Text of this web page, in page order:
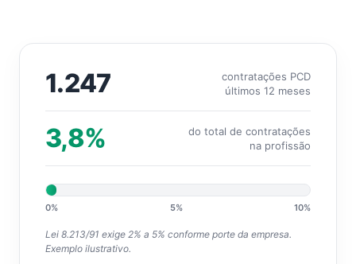
1.247
contratações PCD
últimos 12 meses
3,8%
do total de contratações
na profissão
0% 5% 10%
Lei 8.213/91 exige 2% a 5% conforme porte da empresa.
Exemplo ilustrativo.